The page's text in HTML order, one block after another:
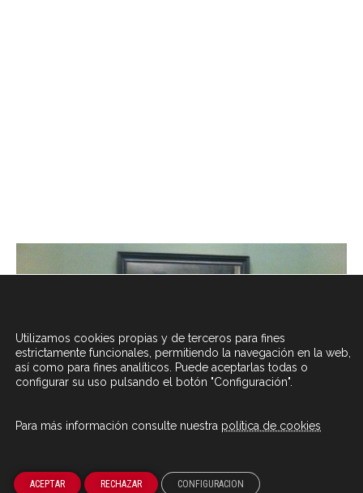
Utilizamos cookies propias y de terceros para fines
estrictamente funcionales, permitiendo la navegación en la web,
así como para fines analíticos. Puede aceptarlas todas o
configurar su uso pulsando el botón "Configuración".
Para más información consulte nuestra política de cookies
ACEPTAR RECHAZAR CONFIGURACION